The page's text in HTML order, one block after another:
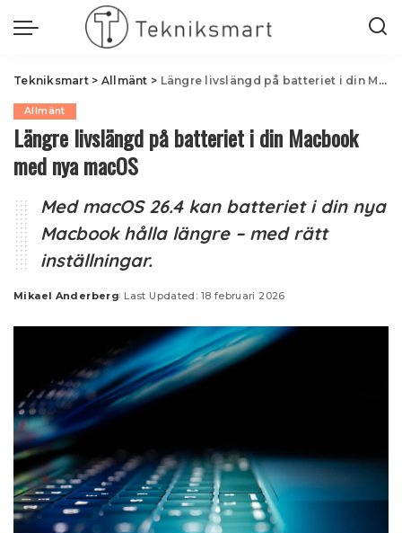
Tekniksmart> Allmänt > Längre livslängd på batteriet i din Macbook med nya macOS
Allmänt
Längre livslängd på batteriet i din Macbook
med nya macOS
Med macOS 26.4 kan batteriet i din nya
Macbook hålla längre – med rätt
inställningar.
Posted
Mikael Anderberg Last Updated: 18 februari 2026